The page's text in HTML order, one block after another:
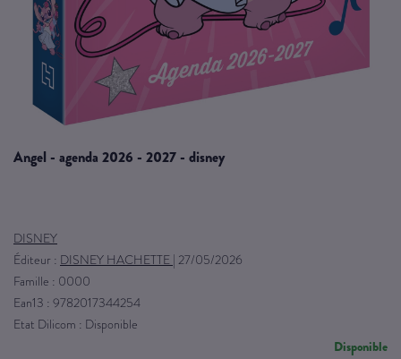
angel - agenda 2026 - 2027 - disney
DISNEY
Éditeur : DISNEY HACHETTE 27/05/2026
Famille : 0000
Ean13 : 9782017344254
Etat Dilicom : Disponible
Disponible